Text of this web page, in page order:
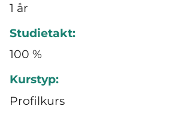
1 år
Studietakt:
100 %
Kurstyp:
Profilkurs